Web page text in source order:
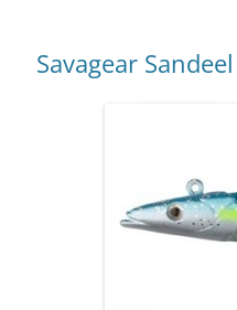
Savagear Sandeel